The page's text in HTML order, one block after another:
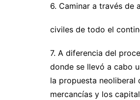
6. Caminar a través de
civiles de todo el
7. A diferencia del
donde se llevó a cabo
la propuesta neoliberal
mercancías y los